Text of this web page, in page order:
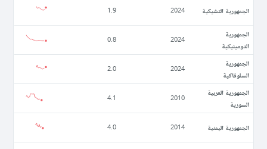
الجمهورية التشيكية 2024
1.9
الجمهورية
الدومينيكية
2024
0.8
الجمهورية
السلوفاكية
2024
2.0
الجمهورية العربية
السورية
2010
4.1
الجمهورية اليمنية 2014
4.0